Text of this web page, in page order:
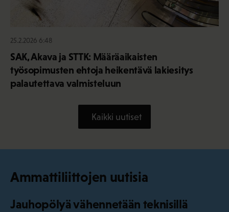
25.2.2026 6:48
SAK, Akava ja STTK: Määräaikaisten
työsopimusten ehtoja heikentävä lakiesitys
palautettava valmisteluun
Kaikki uutiset
Ammattiliittojen uutisia
Jauhopölyä vähennetään teknisillä